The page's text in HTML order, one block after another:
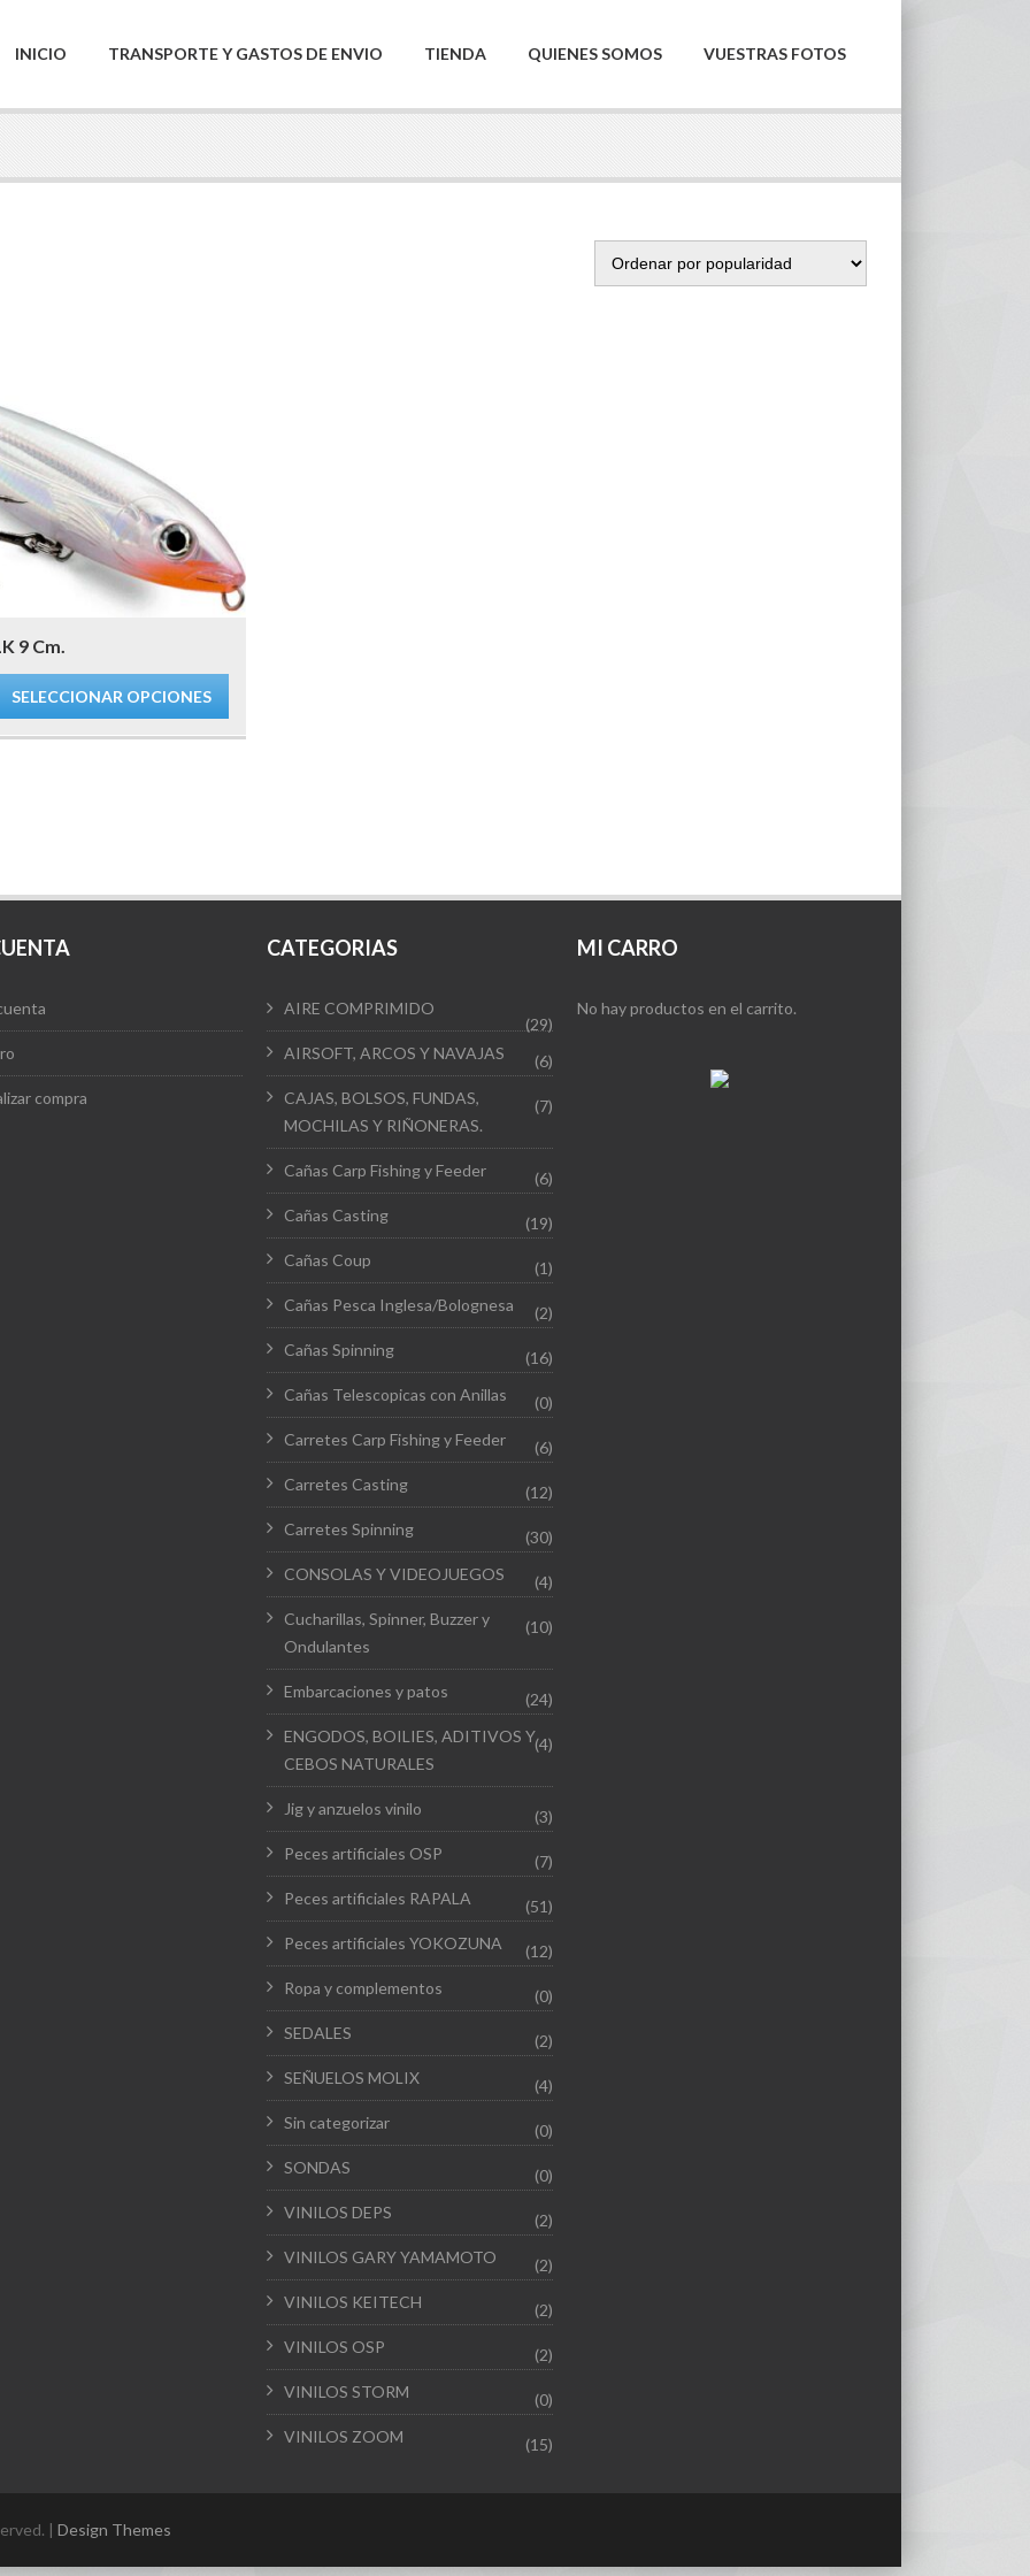
INICIO TRANSPORTE Y GASTOS DE ENVIO TIENDA QUIENES SOMOS VUESTRAS FOTOS
9 Cm.
SELECCIONAR OPCIONES
compra
CATEGORIAS
AIRE COMPRIMIDO
(29)
AIRSOFT, ARCOS Y NAVAJAS
(6)
CAJAS, BOLSOS, FUNDAS,
MOCHILAS Y RIÑONERAS.
(7)
Cañas Carp Fishing y Feeder
(6)
Cañas Casting
(19)
Cañas Coup
(1)
Cañas Pesca Inglesa/Bolognesa
(2)
Cañas Spinning
(16)
Cañas Telescopicas con Anillas
(0)
Carretes Carp Fishing y Feeder
(6)
Carretes Casting
(12)
Carretes Spinning
(30)
CONSOLAS Y VIDEOJUEGOS
(4)
Cucharillas, Spinner, Buzzer y
Ondulantes
(10)
Embarcaciones y patos
(24)
ENGODOS, BOILIES, ADITIVOS Y
CEBOS NATURALES
(4)
Jig y anzuelos vinilo
(3)
Peces artificiales OSP
(7)
Peces artificiales RAPALA
(51)
Peces artificiales YOKOZUNA
(12)
Ropa y complementos
(0)
SEDALES
(2)
SEÑUELOS MOLIX
(4)
Sin categorizar
(0)
SONDAS
(0)
VINILOS DEPS
(2)
VINILOS GARY YAMAMOTO
(2)
VINILOS KEITECH
(2)
VINILOS OSP
(2)
VINILOS STORM
(0)
VINILOS ZOOM
(15)
MI CARRO
No hay productos en el carrito.
| Design Themes